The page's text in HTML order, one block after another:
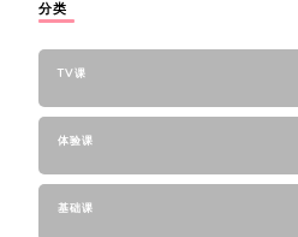
分类
TV课
体验课
基础课